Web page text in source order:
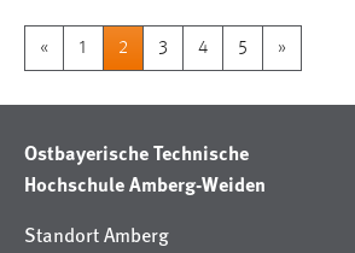
« 1 2 3 4 5 »
Ostbayerische Technische
Hochschule Amberg-Weiden
Standort Amberg